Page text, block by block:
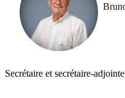
Secrétaire et secrétaire-adjointe